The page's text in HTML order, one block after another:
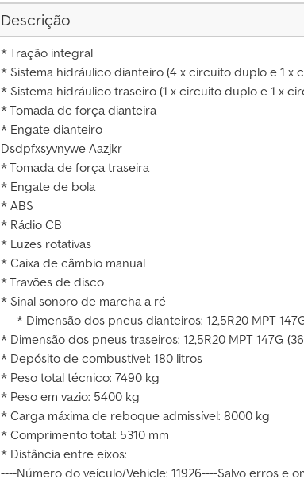
Descrição
* Tração integral
* Sistema hidráulico dianteiro (4 x circuito duplo e 1 x
* Sistema hidráulico traseiro (1 x circuito duplo e 1 x
* Tomada de força dianteira
* Engate dianteiro
Dsdpfxsyvnywe Aazjkr
* Tomada de força traseira
* Engate de bola
* ABS
* Rádio CB
* Luzes rotativas
* Caixa de câmbio manual
* Travões de disco
* Sinal sonoro de marcha a ré
----* Dimensão dos pneus dianteiros: 12,5R20 MPT
* Dimensão dos pneus traseiros: 12,5R20 MPT 147G
* Depósito de combustível: 180 litros
* Peso total técnico: 7490 kg
* Peso em vazio: 5400 kg
* Carga máxima de reboque admissível: 8000 kg
* Comprimento total: 5310 mm
* Distância entre eixos:
----Número do veículo/Vehicle: 11926----Salvo erros e